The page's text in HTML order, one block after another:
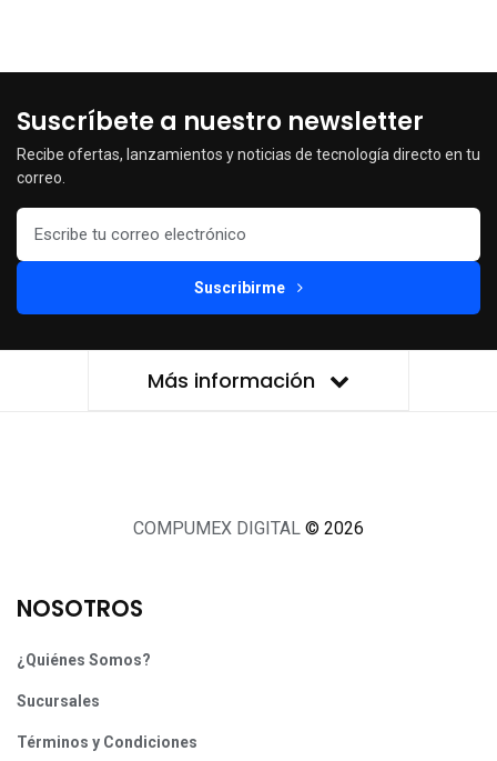
Suscríbete a nuestro newsletter
Recibe ofertas, lanzamientos y noticias de tecnología directo en tu
correo.
Suscribirme
Más información
COMPUMEX DIGITAL © 2026
NOSOTROS
¿Quiénes Somos?
Sucursales
Términos y Condiciones